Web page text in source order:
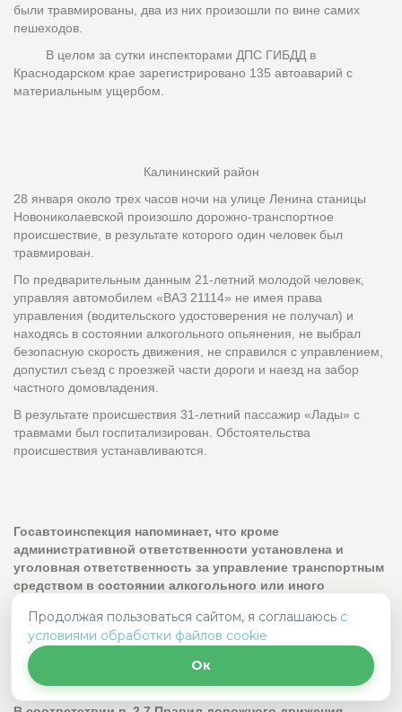
были травмированы, два из них произошли по вине самих
пешеходов.
В целом за сутки инспекторами ДПС ГИБДД в
Краснодарском крае зарегистрировано 135 автоаварий с
материальным ущербом.
Калининский район
28 января около трех часов ночи на улице Ленина станицы
Новониколаевской произошло дорожно-транспортное
происшествие, в результате которого один человек был
травмирован.
По предварительным данным 21-летний молодой человек,
управляя автомобилем «ВАЗ 21114» не имея права
управления (водительского удостоверения не получал) и
находясь в состоянии алкогольного опьянения, не выбрал
безопасную скорость движения, не справился с управлением,
допустил съезд с проезжей части дороги и наезд на забор
частного домовладения.
В результате происшествия 31-летний пассажир «Лады» с
травмами был госпитализирован. Обстоятельства
происшествия устанавливаются.
Госавтоинспекция напоминает, что кроме
административной ответственности установлена и
уголовная ответственность за управление транспортным
средством в состоянии алкогольного или иного
Сообщив в правоохранительные органы о факте
управления транспортным средством в состоянии
опьянения, Вы можете спасти жизни и судьбы
окружающих и водителя.
Продолжая пользоваться сайтом, я соглашаюсь с
условиями обработки файлов cookie
Ок